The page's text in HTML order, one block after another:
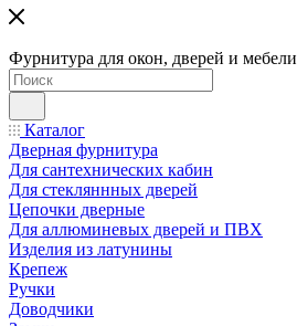
Фурнитура для окон, дверей и мебели
Каталог
Дверная фурнитура
Для сантехнических кабин
Для стекляннных дверей
Цепочки дверные
Для аллюминевых дверей и ПВХ
Изделия из латунины
Крепеж
Ручки
Доводчики